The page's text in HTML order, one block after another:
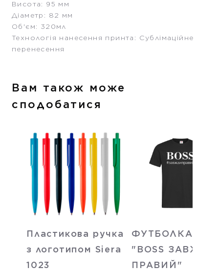
Висота: 95 мм
Діаметр: 82 мм
Об'єм: 320мл
Технологія нанесення принта: Сублімаційне
перенесення
Вам також може
сподобатися
Пластикова ручка
з логотипом Siera
1023
ФУТБОЛКА
"BOSS ЗАВЖДИ
ПРАВИЙ"